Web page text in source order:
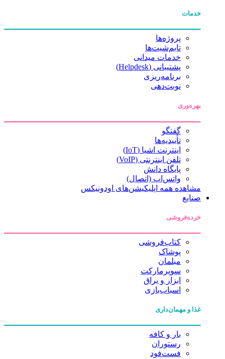
خدمات
پروژه‌ها
تایم‌شیت‌ها
خدمات میدانی
پشتیبانی (Helpdesk)
برنامه‌ریزی
نوبت‌دهی
بهره‌وری
گفتگو
تأییدیه‌ها
اینترنت اشیا (IoT)
تلفن اینترنتی (VoIP)
پایگاه دانش
واتس‌اپ (اتصال)
مشاهده همه اپلیکیشن‌های اودونیکس
صنایع
خرده‌فروشی
کتاب‌فروشی
پوشاک
مبلمان
سوپرمارکت
ابزار و یراق
اسباب‌بازی
غذا و مهمان‌داری
بار و کافه
رستوران
فست‌فود